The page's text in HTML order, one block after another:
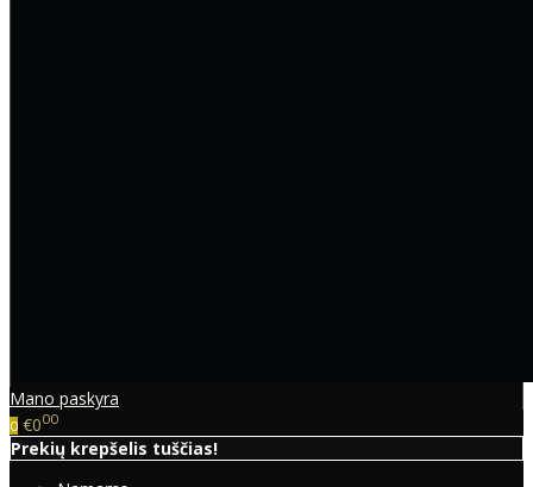
Mano paskyra
0 €000
Prekių krepšelis tuščias!